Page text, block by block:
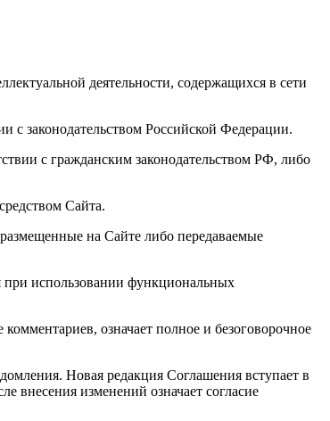
деятельности, содержащихся в сети
законодательством Российской Федерации.
с гражданским законодательством РФ, либо
Сайта.
на Сайте либо передаваемые
при использовании функциональных
означает полное и безоговорочное
Новая редакция Соглашения вступает в
внесения изменений означает согласие